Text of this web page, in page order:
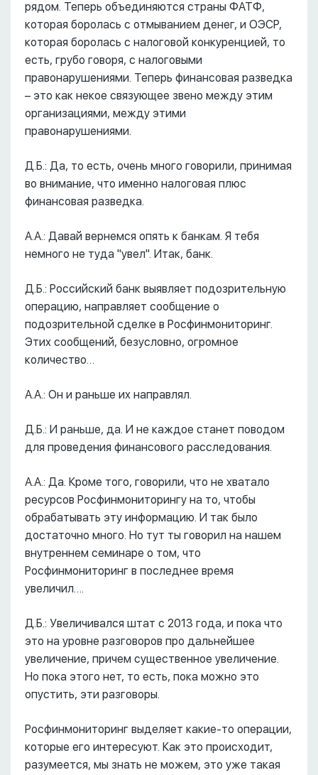
рядом. Теперь объединяются страны ФАТФ,
которая боролась с отмыванием денег, и ОЭСР,
которая боролась с налоговой конкуренцией, то
есть, грубо говоря, с налоговыми
правонарушениями. Теперь финансовая разведка
– это как некое связующее звено между этим
организациями, между этими
правонарушениями.
Д.Б.: Да, то есть, очень много говорили, принимая
во внимание, что именно налоговая плюс
финансовая разведка.
А.А.: Давай вернемся опять к банкам. Я тебя
немного не туда "увел". Итак, банк.
Д.Б.: Российский банк выявляет подозрительную
операцию, направляет сообщение о
подозрительной сделке в Росфинмониторинг.
Этих сообщений, безусловно, огромное
количество…
А.А.: Он и раньше их направлял.
Д.Б.: И раньше, да. И не каждое станет поводом
для проведения финансового расследования.
А.А.: Да. Кроме того, говорили, что не хватало
ресурсов Росфинмониторингу на то, чтобы
обрабатывать эту информацию. И так было
достаточно много. Но тут ты говорил на нашем
внутреннем семинаре о том, что
Росфинмониторинг в последнее время
увеличил….
Д.Б.: Увеличивался штат с 2013 года, и пока что
это на уровне разговоров про дальнейшее
увеличение, причем существенное увеличение.
Но пока этого нет, то есть, пока можно это
опустить, эти разговоры.
Росфинмониторинг выделяет какие-то операции,
которые его интересуют. Как это происходит,
разумеется, мы знать не можем, это уже такая